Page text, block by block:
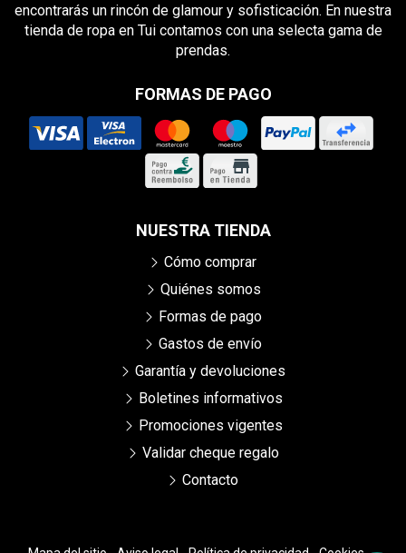
encontrarás un rincón de glamour y sofisticación. En nuestra
tienda de ropa en Tui contamos con una selecta gama de
prendas.
FORMAS DE PAGO
NUESTRA TIENDA
Cómo comprar
Quiénes somos
Formas de pago
Gastos de envío
Garantía y devoluciones
Boletines informativos
Promociones vigentes
Validar cheque regalo
Contacto